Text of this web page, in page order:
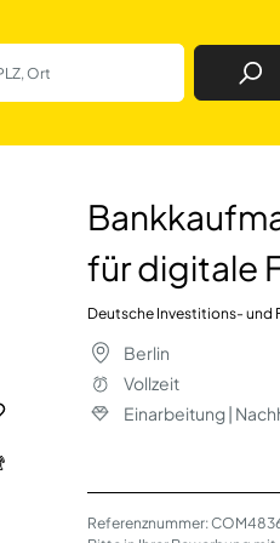
/
für digitale
Deutsche Investitions- und
Berlin
Vollzeit
Einarbeitung |
Referenznummer: